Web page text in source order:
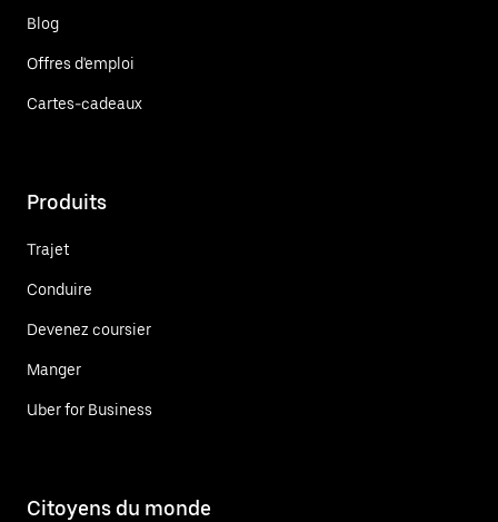
Blog
Offres d'emploi
Cartes-cadeaux
Produits
Trajet
Conduire
Devenez coursier
Manger
Uber for Business
Citoyens du monde